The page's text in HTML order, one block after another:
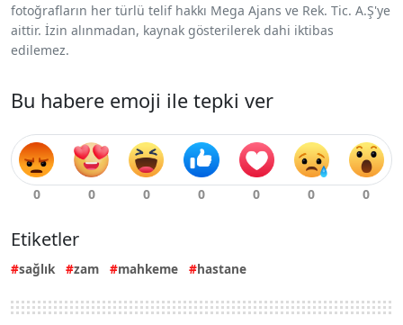
fotoğrafların her türlü telif hakkı Mega Ajans ve Rek. Tic. A.Ş'ye
aittir. İzin alınmadan, kaynak gösterilerek dahi iktibas
edilemez.
Bu habere emoji ile tepki ver
Etiketler
sağlık zam mahkeme hastane